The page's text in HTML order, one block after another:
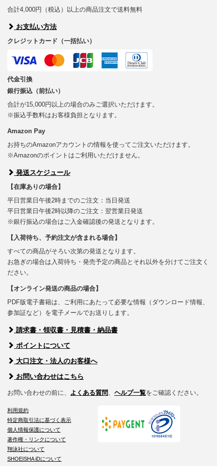
合計4,000円（税込）以上の商品注文で送料無料
お支払い方法
クレジットカード（一括払い）
代金引換
銀行振込（前払い）
合計が15,000円以上の場合のみご選択いただけます。
※振込手数料はお客様負担となります。
Amazon Pay
お持ちのAmazonアカウントの情報を使ってご注文いただけます。
※Amazonのポイントはご利用いただけません。
発送スケジュール
【在庫ありの場合】
平日営業日午後2時までのご注文：当日発送
平日営業日午後2時以降のご注文：翌営業日発送
※銀行振込の場合はご入金確認後の発送となります。
【入荷待ち、予約注文が含まれる場合】
すべての商品がそろい次第の発送となります。
お急ぎの場合は入荷待ち・発売予定の商品とそれ以外を分けてご注文く
ださい。
【オンライン発送の商品の場合】
PDF版電子書籍は、ご利用にあたって必要な情報（ダウンロード情報、
参加証など）を電子メールでお送りします。
請求書・領収書・見積書・納品書
ポイントについて
大口注文・法人のお客様へ
お問い合わせはこちら
お問い合わせの前に、 よくある質問 ヘルプ一覧をご確認ください。
利用規約
特定商取引法に基づく表示
個人情報保護について
著作権・リンクについて
翔泳社について
SHOEISHA iDについて